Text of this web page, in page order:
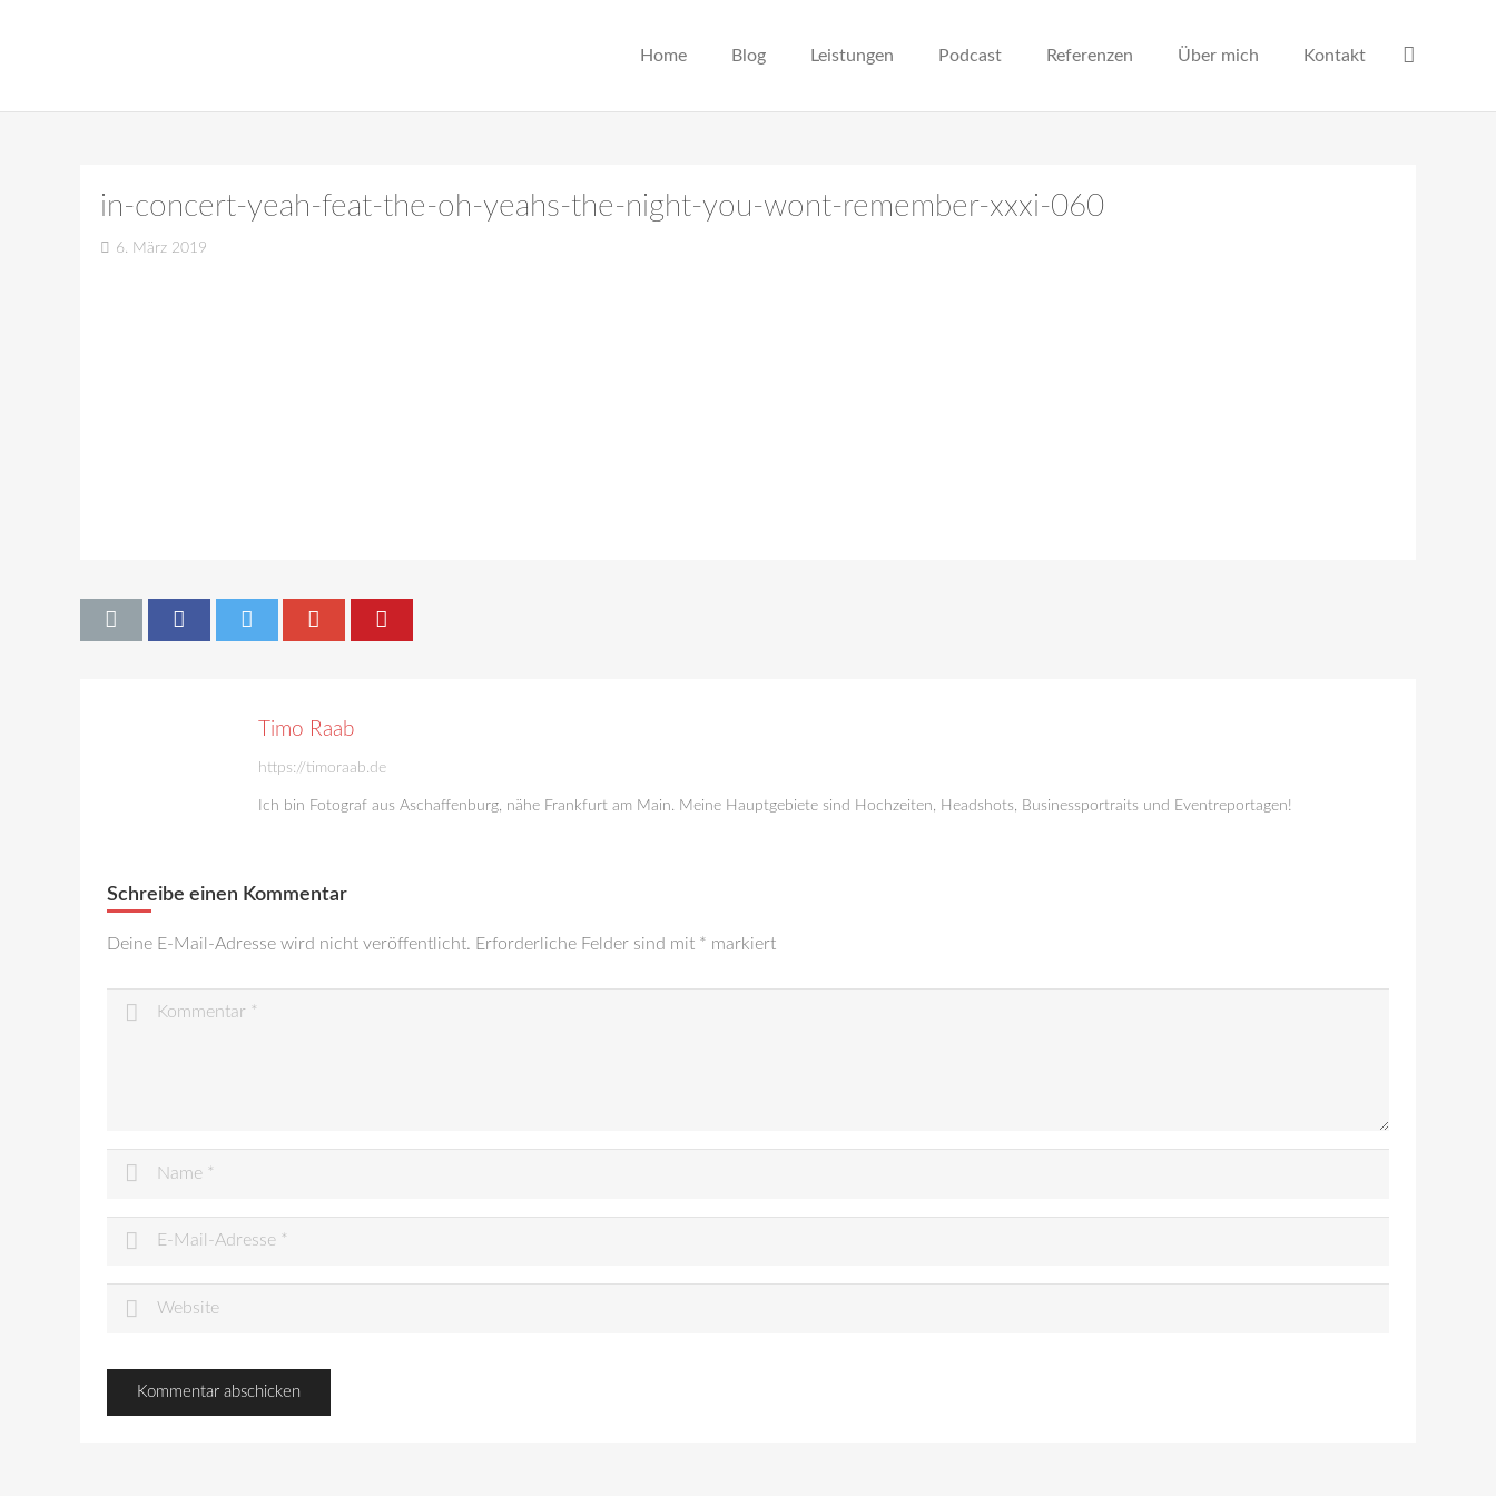
Home Blog Leistungen Podcast Referenzen Über mich Kontakt
in-concert-yeah-feat-the-oh-yeahs-the-night-you-wont-remember-xxxi-060
6. März 2019
Timo Raab
https://timoraab.de
Ich bin Fotograf aus Aschaffenburg, nähe Frankfurt am Main. Meine Hauptgebiete sind Hochzeiten, Headshots, Businessportraits und Eventreportagen!
Schreibe einen Kommentar
Deine E-Mail-Adresse wird nicht veröffentlicht. Erforderliche Felder sind mit * markiert